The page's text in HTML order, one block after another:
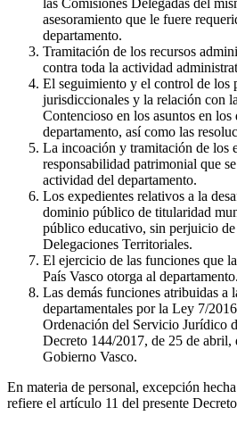
asesoramiento que le fuere
departamento.
Tramitación de los recursos
contra toda la actividad
El seguimiento y el control de los
jurisdiccionales y la relación con
Contencioso en los asuntos en los
departamento, así como las
La incoación y tramitación de los
responsabilidad patrimonial que
actividad del departamento.
Los expedientes relativos a la
dominio público de titularidad
público educativo, sin perjuicio de
Delegaciones Territoriales.
El ejercicio de las funciones que
País Vasco otorga al departamento.
Las demás funciones atribuidas a
departamentales por la Ley 7/
Ordenación del Servicio Jurídico
Decreto 144/2017, de 25 de
Gobierno Vasco.
En materia de personal, excepción
refiere el artículo 11 del presente